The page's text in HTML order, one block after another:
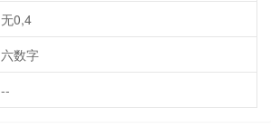
无0,4
六数字
--